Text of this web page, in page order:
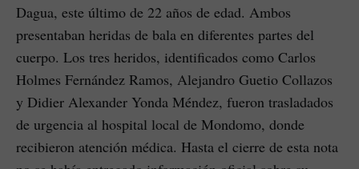
Dagua, este último de 22 años de edad. Ambos
presentaban heridas de bala en diferentes partes del
cuerpo. Los tres heridos, identificados como Carlos
Holmes Fernández Ramos, Alejandro Guetio Collazos
y Didier Alexander Yonda Méndez, fueron trasladados
de urgencia al hospital local de Mondomo, donde
recibieron atención médica. Hasta el cierre de esta nota